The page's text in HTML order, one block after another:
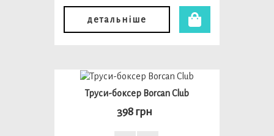
детальніше
Труси-боксер Borcan Club
398 грн